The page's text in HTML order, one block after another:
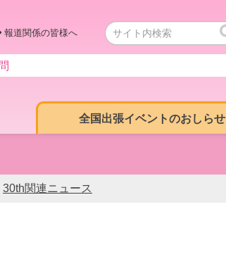
全国出張イベントのおしらせ
報道関係の皆様へ
30th関連ニュース